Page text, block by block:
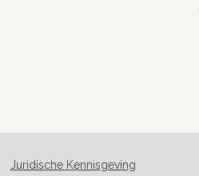
Juridische Kennisgeving